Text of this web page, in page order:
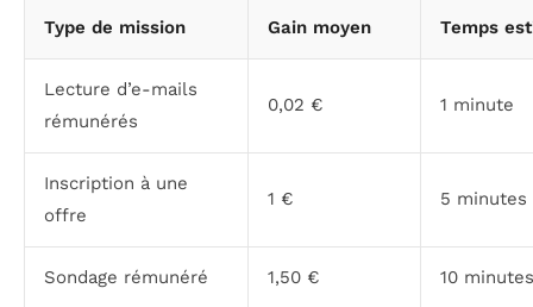
Type de mission Gain moyen Temps
Lecture d’e-mails
rémunérés
0,02 € 1 minute
Inscription à une
offre
1 € 5 minutes
Sondage rémunéré 1,50 € 10 minutes